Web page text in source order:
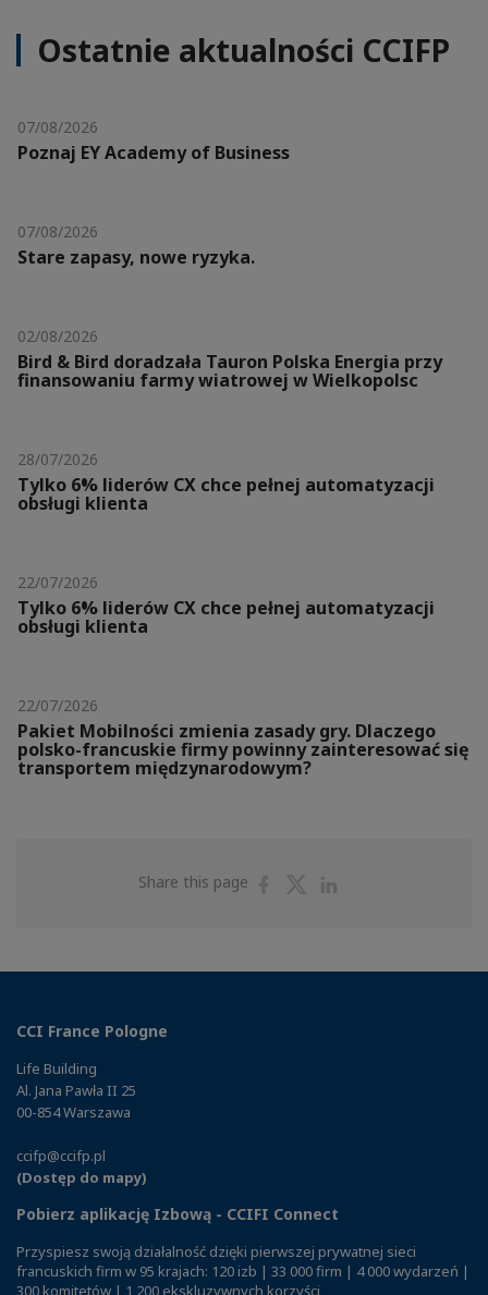
Ostatnie aktualności CCIFP
07/08/2026
Poznaj EY Academy of Business
07/08/2026
Stare zapasy, nowe ryzyka.
02/08/2026
Bird & Bird doradzała Tauron Polska Energia przy
finansowaniu farmy wiatrowej w Wielkopolsc
28/07/2026
Tylko 6% liderów CX chce pełnej automatyzacji
obsługi klienta
22/07/2026
Tylko 6% liderów CX chce pełnej automatyzacji
obsługi klienta
22/07/2026
Pakiet Mobilności zmienia zasady gry. Dlaczego
polsko-francuskie firmy powinny zainteresować się
transportem międzynarodowym?
Share this page
ShareShare
CCI France Pologne
Life Building
Al. Jana Pawła II 25
00-854 Warszawa
ccifp@ccifp.pl
(Dostęp do mapy)
Pobierz aplikację Izbową - CCIFI Connect
Przyspiesz swoją działalność dzięki pierwszej prywatnej sieci
francuskich firm w 95 krajach: 120 izb | 33 000 firm | 4 000 wydarzeń |
300 komitetów | 1 200 ekskluzywnych korzyści